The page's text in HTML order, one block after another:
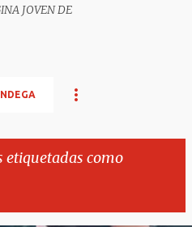
JOVEN DE
etiquetadas como